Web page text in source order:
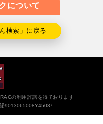
について
検索」に戻る
の利用許諾を得ております
9013065008Y45037